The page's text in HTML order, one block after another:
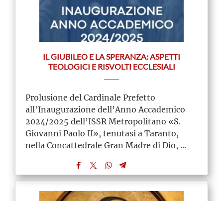
IL GIUBILEO E LA SPERANZA: ASPETTI
TEOLOGICI E RISVOLTI ECCLESIALI
Prolusione del Cardinale Prefetto
all'Inaugurazione dell’Anno Accademico
2024/2025 dell’ISSR Metropolitano «S.
Giovanni Paolo II», tenutasi a Taranto,
nella Concattedrale Gran Madre di Dio, ...